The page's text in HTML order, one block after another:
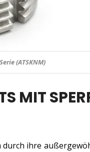
MIT
durch ihre